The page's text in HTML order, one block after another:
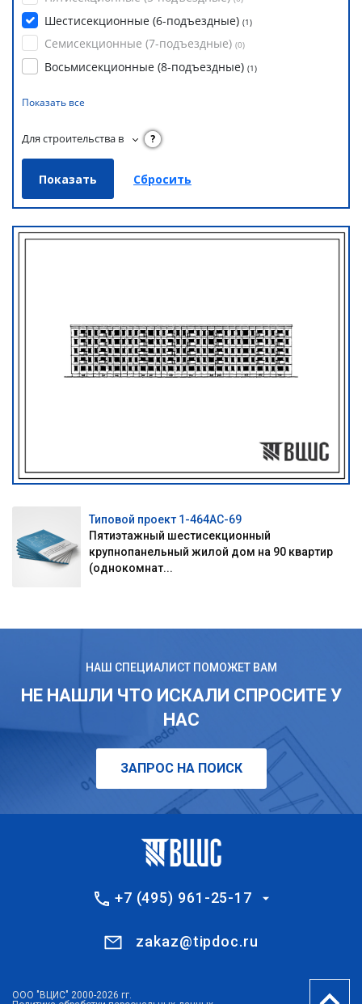
Шестисекционные (6-подъездные) (1)
Семисекционные (7-подъездные) (0)
Восьмисекционные (8-подъездные) (1)
Показать все
Для строительства в ?
Типовой проект 1-464АС-69
Пятиэтажный шестисекционный
крупнопанельный жилой дом на 90 квартир
(однокомнат...
НАШ СПЕЦИАЛИСТ ПОМОЖЕТ ВАМ
НЕ НАШЛИ ЧТО ИСКАЛИ СПРОСИТЕ У
НАС
ЗАПРОС НА ПОИСК
+7 (495) 961-25-17
zakaz@tipdoc.ru
ООО "ВЦИС" 2000-2026 гг.